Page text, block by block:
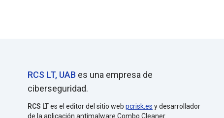
RCS LT, UAB es una empresa de
ciberseguridad.
RCS LTes el editor del sitio web pcrisk.es y desarrollador
de la aplicación antimalware Combo Cleaner.